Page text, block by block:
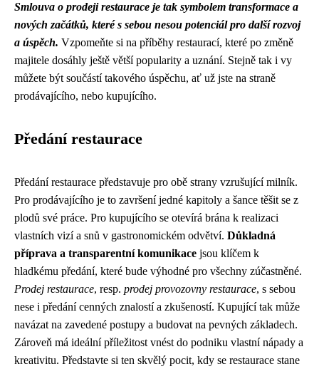
Smlouva o prodeji restaurace je tak symbolem transformace a
nových začátků, které s sebou nesou potenciál pro další rozvoj
a úspěch. Vzpomeňte si na příběhy restaurací, které po změně
majitele dosáhly ještě větší popularity a uznání. Stejně tak i vy
můžete být součástí takového úspěchu, ať už jste na straně
prodávajícího, nebo kupujícího.
Předání restaurace
Předání restaurace představuje pro obě strany vzrušující milník.
Pro prodávajícího je to završení jedné kapitoly a šance těšit se z
plodů své práce. Pro kupujícího se otevírá brána k realizaci
vlastních vizí a snů v gastronomickém odvětví. Důkladná
příprava a transparentní komunikace jsou klíčem k
hladkému předání, které bude výhodné pro všechny zúčastněné.
Prodej restaurace, resp. prodej provozovny restaurace, s sebou
nese i předání cenných znalostí a zkušeností. Kupující tak může
navázat na zavedené postupy a budovat na pevných základech.
Zároveň má ideální příležitost vnést do podniku vlastní nápady a
kreativitu. Představte si ten skvělý pocit, kdy se restaurace stane